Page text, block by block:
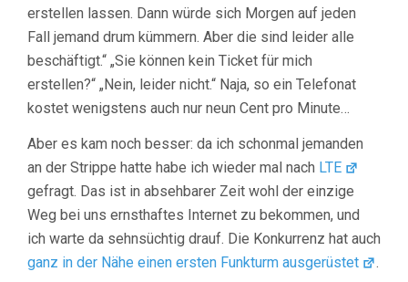
erstellen lassen. Dann würde sich Morgen auf jeden
Fall jemand drum kümmern. Aber die sind leider alle
beschäftigt.“ „Sie können kein Ticket für mich
erstellen?“ „Nein, leider nicht.“ Naja, so ein Telefonat
kostet wenigstens auch nur neun Cent pro Minute…
Aber es kam noch besser: da ich schonmal jemanden
an der Strippe hatte habe ich wieder mal nach LTE
gefragt. Das ist in absehbarer Zeit wohl der einzige
Weg bei uns ernsthaftes Internet zu bekommen, und
ich warte da sehnsüchtig drauf. Die Konkurrenz hat auch
ganz in der Nähe einen ersten Funkturm ausgerüstet
.